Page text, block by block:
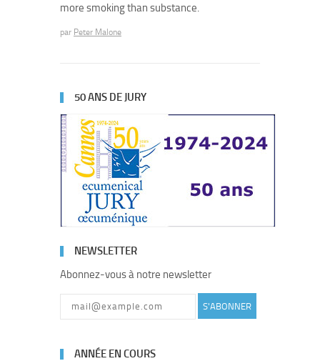
more smoking than substance.
par Peter Malone
50 ANS DE JURY
NEWSLETTER
Abonnez-vous à notre newsletter
S'ABONNER
ANNÉE EN COURS